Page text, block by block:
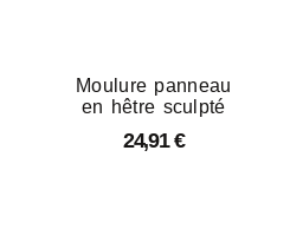
Moulure panneau
en hêtre sculpté
24,91€